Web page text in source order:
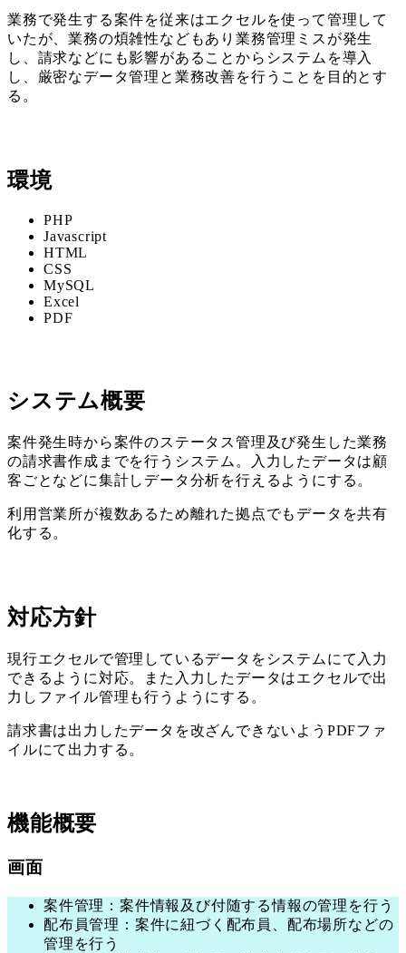
業務で発生する案件を従来はエクセルを使って管理して
いたが、業務の煩雑性などもあり業務管理ミスが発生
し、請求などにも影響があることからシステムを導入
し、厳密なデータ管理と業務改善を行うことを目的とす
る。
環境
PHP
Javascript
HTML
CSS
MySQL
Excel
PDF
システム概要
案件発生時から案件のステータス管理及び発生した業務
の請求書作成までを行うシステム。入力したデータは顧
客ごとなどに集計しデータ分析を行えるようにする。
利用営業所が複数あるため離れた拠点でもデータを共有
化する。
対応方針
現行エクセルで管理しているデータをシステムにて入力
できるように対応。また入力したデータはエクセルで出
力しファイル管理も行うようにする。
請求書は出力したデータを改ざんできないようPDFファ
イルにて出力する。
機能概要
画面
案件管理：案件情報及び付随する情報の管理を行う
配布員管理：案件に紐づく配布員、配布場所などの
管理を行う